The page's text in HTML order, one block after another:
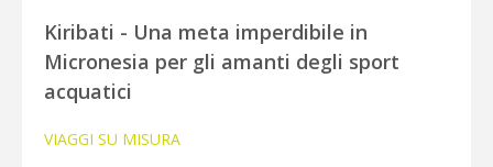
Kiribati - Una meta imperdibile in
Micronesia per gli amanti degli sport
acquatici
VIAGGI SU MISURA